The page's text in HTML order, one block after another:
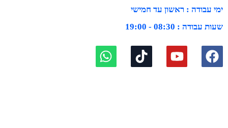
ימי עבודה : ראשון עד חמישי
שעות עבודה : 08:30 - 19:00